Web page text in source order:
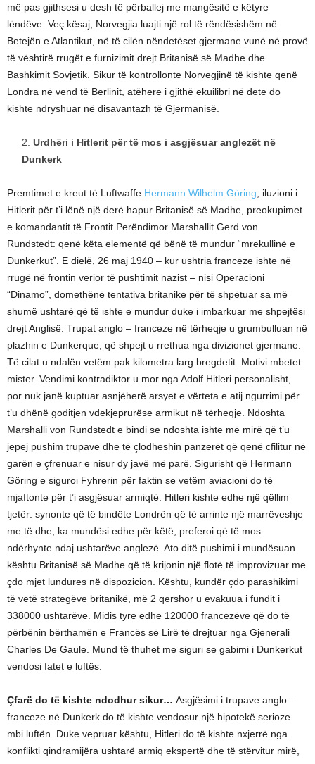
më pas gjithsesi u desh të përballej me mangësitë e këtyre
lëndëve. Veç kësaj, Norvegjia luajti një rol të rëndësishëm në
Betejën e Atlantikut, në të cilën nëndetëset gjermane vunë në provë
të vështirë rrugët e furnizimit drejt Britanisë së Madhe dhe
Bashkimit Sovjetik. Sikur të kontrollonte Norvegjinë të kishte qenë
Londra në vend të Berlinit, atëhere i gjithë ekuilibri në dete do
kishte ndryshuar në disavantazh të Gjermanisë.
Urdhëri i Hitlerit për të mos i asgjësuar anglezët në
Dunkerk
Premtimet e kreut të Luftwaffe Hermann Wilhelm Göring, iluzioni i
Hitlerit për t’i lënë një derë hapur Britanisë së Madhe, preokupimet
e komandantit të Frontit Perëndimor Marshallit Gerd von
Rundstedt: qenë këta elementë që bënë të mundur “mrekullinë e
Dunkerkut”. E dielë, 26 maj 1940 – kur ushtria franceze ishte në
rrugë në frontin verior të pushtimit nazist – nisi Operacioni
“Dinamo”, domethënë tentativa britanike për të shpëtuar sa më
shumë ushtarë që të ishte e mundur duke i imbarkuar me shpejtësi
drejt Anglisë. Trupat anglo – franceze në tërheqje u grumbulluan në
plazhin e Dunkerque, që shpejt u rrethua nga divizionet gjermane.
Të cilat u ndalën vetëm pak kilometra larg bregdetit. Motivi mbetet
mister. Vendimi kontradiktor u mor nga Adolf Hitleri personalisht,
por nuk janë kuptuar asnjëherë arsyet e vërteta e atij ngurrimi për
t’u dhënë goditjen vdekjeprurëse armikut në tërheqje. Ndoshta
Marshalli von Rundstedt e bindi se ndoshta ishte më mirë që t’u
jepej pushim trupave dhe të çlodheshin panzerët që qenë cfilitur në
garën e çfrenuar e nisur dy javë më parë. Sigurisht që Hermann
Göring e siguroi Fyhrerin për faktin se vetëm aviacioni do të
mjaftonte për t’i asgjësuar armiqtë. Hitleri kishte edhe një qëllim
tjetër: synonte që të bindëte Londrën që të arrinte një marrëveshje
me të dhe, ka mundësi edhe për këtë, preferoi që të mos
ndërhynte ndaj ushtarëve anglezë. Ato ditë pushimi i mundësuan
kështu Britanisë së Madhe që të krijonin një flotë të improvizuar me
çdo mjet lundures në dispozicion. Kështu, kundër çdo parashikimi
të vetë strategëve britanikë, më 2 qershor u evakuua i fundit i
338000 ushtarëve. Midis tyre edhe 120000 francezëve që do të
përbënin bërthamën e Francës së Lirë të drejtuar nga Gjenerali
Charles De Gaule. Mund të thuhet me siguri se gabimi i Dunkerkut
vendosi fatet e luftës.
Çfarë do të kishte ndodhur sikur… Asgjësimi i trupave anglo –
franceze në Dunkerk do të kishte vendosur një hipotekë serioze
mbi luftën. Duke vepruar kështu, Hitleri do të kishte nxjerrë nga
konflikti qindramijëra ushtarë armiq ekspertë dhe të stërvitur mirë,